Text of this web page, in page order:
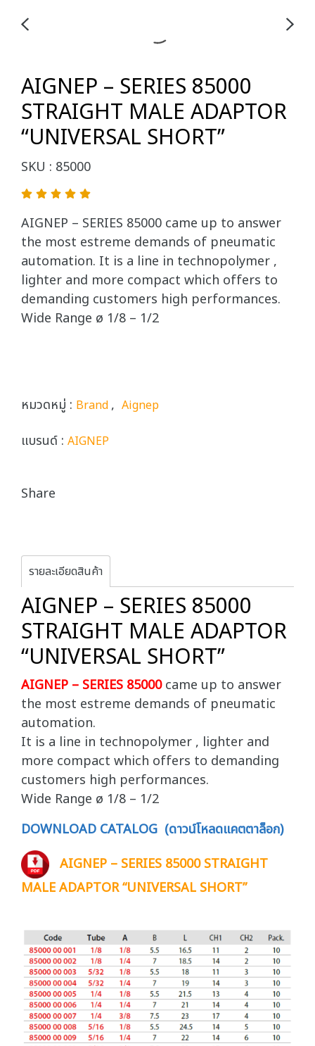
AIGNEP – SERIES 85000
STRAIGHT MALE ADAPTOR
“UNIVERSAL SHORT”
SKU : 85000
AIGNEP – SERIES 85000 came up to answer
the most estreme demands of pneumatic
automation. It is a line in technopolymer ,
lighter and more compact which offers to
demanding customers high performances.
Wide Range ø 1/8 – 1/2
หมวดหมู่ : Brand, Aignep
แบรนด์ : AIGNEP
Share
รายละเอียดสินค้า
AIGNEP – SERIES 85000
STRAIGHT MALE ADAPTOR
“UNIVERSAL SHORT”
AIGNEP – SERIES 85000came up to answer
the most estreme demands of pneumatic
automation.
It is a line in technopolymer , lighter and
more compact which offers to demanding
customers high performances.
Wide Range ø 1/8 – 1/2
DOWNLOAD CATALOG (ดาวน์โหลดแคตตาล็อก)
AIGNEP – SERIES 85000 STRAIGHT
MALE ADAPTOR “UNIVERSAL SHORT”